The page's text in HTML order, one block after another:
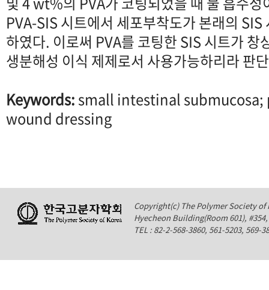
PVA-SIS 시트에서 세포부착도가 본래의
하였다. 이로써 PVA를 코팅한 SIS 시트가 창
생분해성 이식 제제로서 사용가능하리라 판
Keywords:small intestinal
wound dressing
Copyright(c) The Polymer Society of
Hyecheon Building(Room 601),
TEL : 82-2-568-3860, 561-5203,